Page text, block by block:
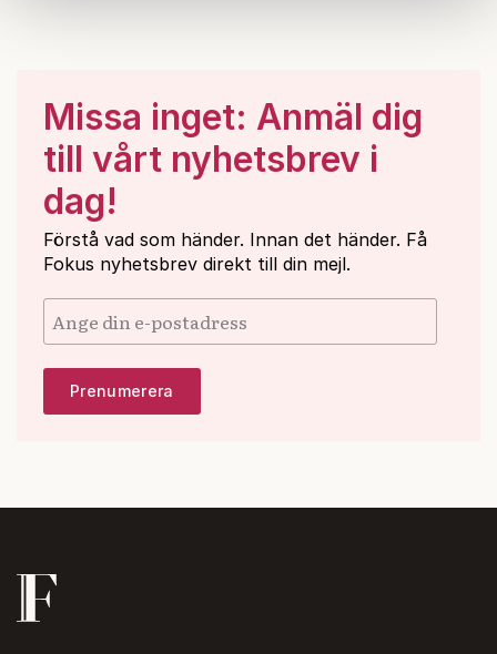
Missa inget: Anmäl dig
till vårt nyhetsbrev i
dag!
Förstå vad som händer. Innan det händer. Få
Fokus nyhetsbrev direkt till din mejl.